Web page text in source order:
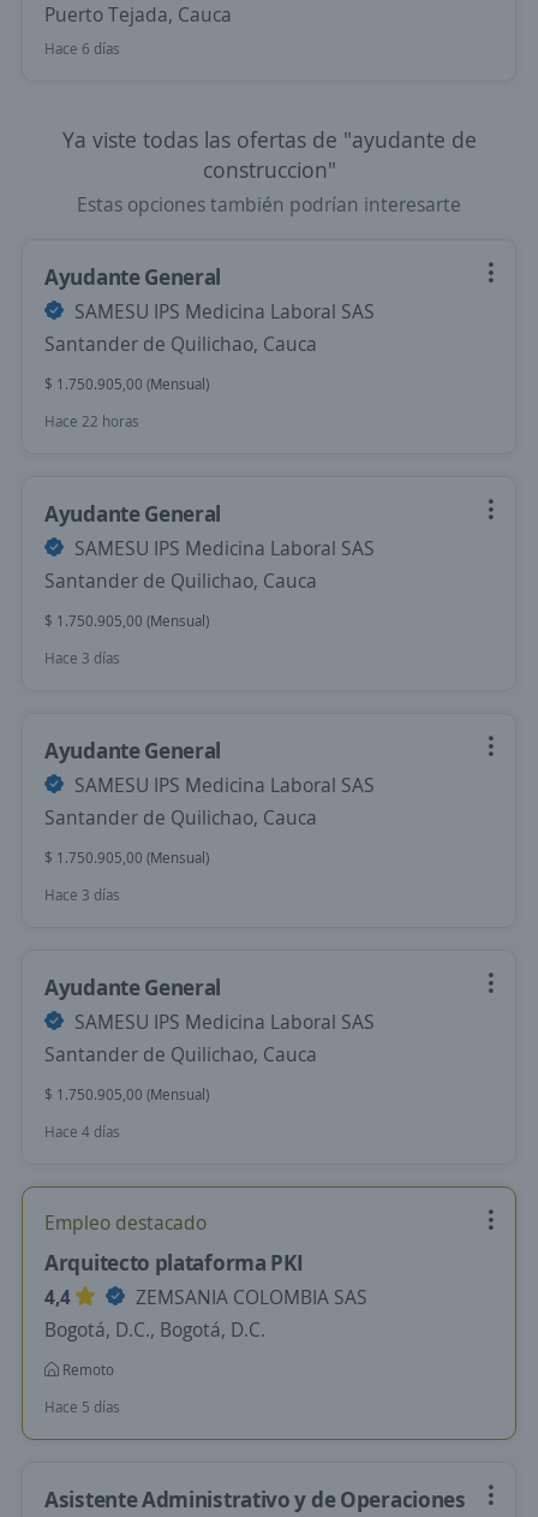
Puerto Tejada, Cauca
Hace 6 días
Ya viste todas las ofertas de "ayudante de
construccion"
Estas opciones también podrían interesarte
Ayudante General
SAMESU IPS Medicina Laboral SAS
Santander de Quilichao, Cauca
$ 1.750.905,00 (Mensual)
Hace 22 horas
Ayudante General
SAMESU IPS Medicina Laboral SAS
Santander de Quilichao, Cauca
$ 1.750.905,00 (Mensual)
Hace 3 días
Ayudante General
SAMESU IPS Medicina Laboral SAS
Santander de Quilichao, Cauca
$ 1.750.905,00 (Mensual)
Hace 3 días
Ayudante General
SAMESU IPS Medicina Laboral SAS
Santander de Quilichao, Cauca
$ 1.750.905,00 (Mensual)
Hace 4 días
Empleo destacado
Arquitecto plataforma PKI
4,4
ZEMSANIA COLOMBIA SAS
Bogotá, D.C., Bogotá, D.C.
Remoto
Hace 5 días
Asistente Administrativo y de Operaciones